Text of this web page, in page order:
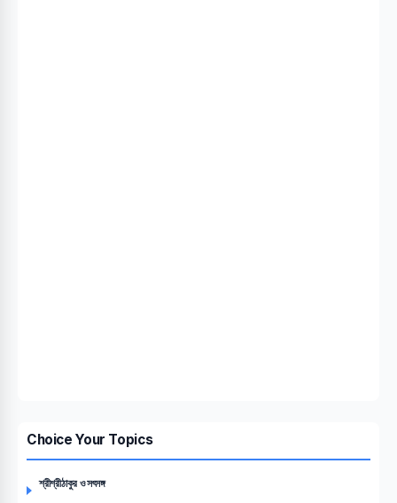
Choice Your Topics
শ্রীশ্রীঠাকুর ও সৎসঙ্গ